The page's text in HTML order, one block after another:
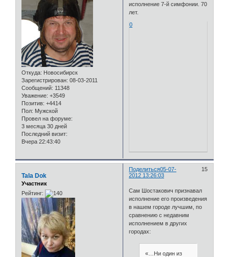
Откуда: Новосибирск
Зарегистрирован: 08-03-2011
Сообщений: 11348
Уважение: +3549
Позитив: +4414
Пол: Мужской
Провел на форуме:
3 месяца 30 дней
Последний визит:
Вчера 22:43:40
исполнение 7-й симфонии. 70
лет.
0
Поделиться 15
05-07-
2012 13:26:03
Tala Dok
Участник
Рейтинг:
Сам Шостакович признавал
исполнение его произведения
в нашем городе лучшим, по
сравнению с недавним
исполнением в других
городах:
«…Ни один из